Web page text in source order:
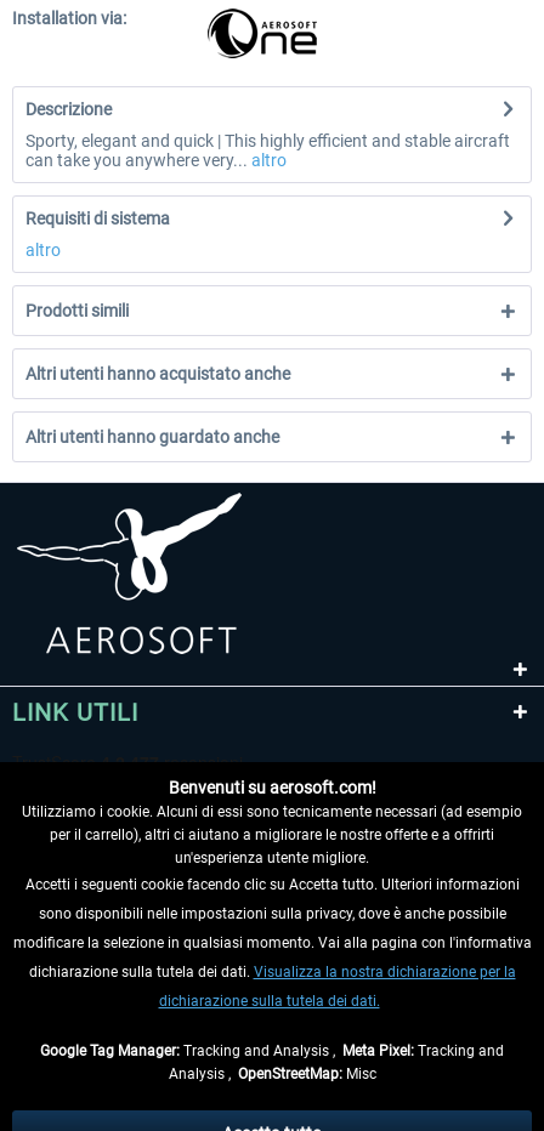
Installation via:
Descrizione
Sporty, elegant and quick | This highly efficient and stable aircraft
can take you anywhere very... altro
Requisiti di sistema
altro
Prodotti simili
Altri utenti hanno acquistato anche
Altri utenti hanno guardato anche
LINK UTILI
RECEDERE DAL CONTRATTO
INFORMAZIONI
Benvenuti su aerosoft.com!
Utilizziamo i cookie. Alcuni di essi sono tecnicamente necessari (ad esempio
per il carrello), altri ci aiutano a migliorare le nostre offerte e a offrirti
un'esperienza utente migliore.
Accetti i seguenti cookie facendo clic su Accetta tutto. Ulteriori informazioni
sono disponibili nelle impostazioni sulla privacy, dove è anche possibile
modificare la selezione in qualsiasi momento. Vai alla pagina con l'informativa
dichiarazione sulla tutela dei dati. Visualizza la nostra dichiarazione per la
dichiarazione sulla tutela dei dati.
Google Tag Manager: Tracking and Analysis , Meta Pixel: Tracking and
Analysis , OpenStreetMap:Misc